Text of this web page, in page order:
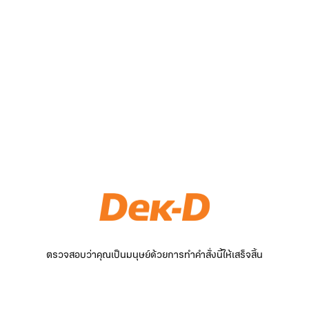
ตรวจสอบว่าคุณเป็นมนุษย์ด้วยการทำคำสั่งนี้ให้เสร็จสิ้น